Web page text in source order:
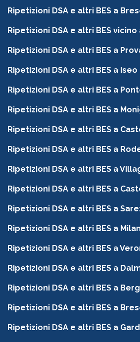
Ripetizioni DSA e altri BES a
Ripetizioni DSA e altri BES vicino
Ripetizioni DSA e altri BES a
Ripetizioni DSA e altri BES a Iseo
Ripetizioni DSA e altri BES a
Ripetizioni DSA e altri BES a
Ripetizioni DSA e altri BES a
Ripetizioni DSA e altri BES a
Ripetizioni DSA e altri BES a
Ripetizioni DSA e altri BES a
Ripetizioni DSA e altri BES a
Ripetizioni DSA e altri BES a
Ripetizioni DSA e altri BES a
Ripetizioni DSA e altri BES a
Ripetizioni DSA e altri BES a
Ripetizioni DSA e altri BES a
Ripetizioni DSA e altri BES a